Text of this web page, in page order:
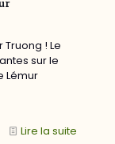
! Le
sur le
Lémur
Lire la suite